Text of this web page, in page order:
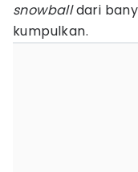
snowballdari
kumpulkan.